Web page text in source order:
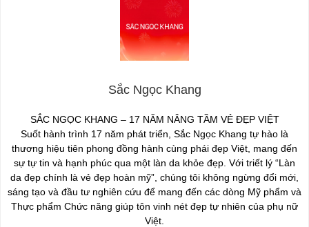
Sắc Ngọc Khang
SẮC NGỌC KHANG – 17 NĂM NÂNG TẦM VẺ ĐẸP VIỆT
Suốt hành trình 17 năm phát triển, Sắc Ngọc Khang tự hào là
thương hiệu tiên phong đồng hành cùng phái đẹp Việt, mang đến
sự tự tin và hạnh phúc qua một làn da khỏe đẹp. Với triết lý “Làn
da đẹp chính là vẻ đẹp hoàn mỹ”, chúng tôi không ngừng đổi mới,
sáng tạo và đầu tư nghiên cứu để mang đến các dòng Mỹ phẩm và
Thực phẩm Chức năng giúp tôn vinh nét đẹp tự nhiên của phụ nữ
Việt.